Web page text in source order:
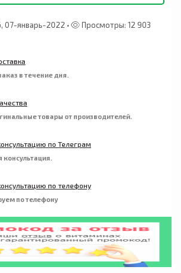
07-январь-2022 • Просмотры: 12 903
в течение дня.
товары от производителей.
по Телеграм
консультация.
по телефону
по телефону